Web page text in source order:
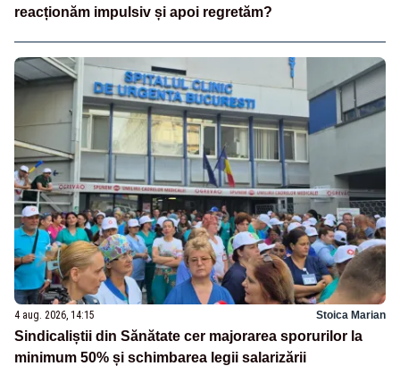
reacționăm impulsiv și apoi regretăm?
4 aug. 2026, 14:15 Stoica Marian
Sindicaliștii din Sănătate cer majorarea sporurilor la
minimum 50% și schimbarea legii salarizării